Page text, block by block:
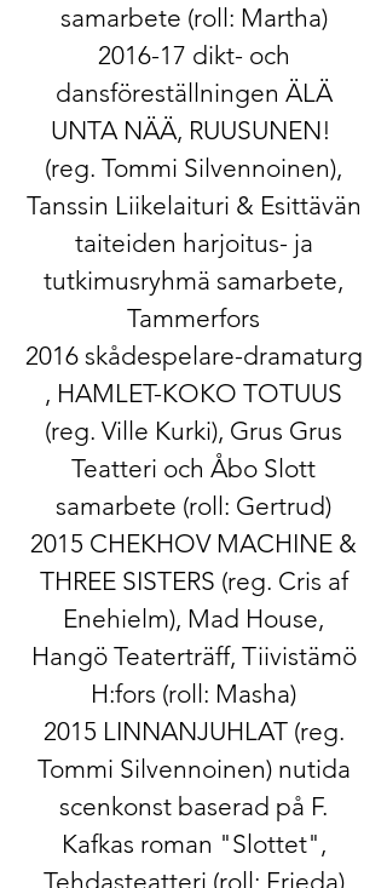
samarbete (roll: Martha)
2016-17 ​dikt- och
dansföreställningen ​ÄLÄ
UNTA NÄÄ, RUUSUNEN!​
(reg. Tommi Silvennoinen),
Tanssin Liikelaituri & Esittävän
taiteiden harjoitus- ja
tutkimusryhmä samarbete,
Tammerfors
2016 ​skådespelare-dramaturg​
, ​HAMLET-KOKO TOTUUS​
(reg. Ville Kurki), Grus Grus
Teatteri och Åbo Slott
samarbete (roll: Gertrud)
2015 ​CHEKHOV MACHINE &
THREE SISTERS​ (reg. Cris af
Enehielm), Mad House,
Hangö Teaterträff, Tiivistämö
H:fors (roll: Masha)
2015 ​LINNANJUHLAT​ (reg.
Tommi Silvennoinen) nutida
scenkonst baserad på F.
Kafkas roman "Slottet",
Tehdasteatteri (roll: Frieda)